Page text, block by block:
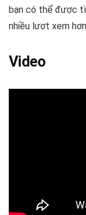
bạn có thể được
nhiều lượt xem
Video